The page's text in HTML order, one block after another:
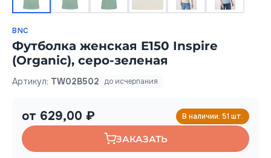
BNC
Футболка женская E150 Inspire
(Organic), серо-зеленая
Артикул: TW02B502 до исчерпания
от 629,00 ₽ В наличии: 51 шт.
ЗАКАЗАТЬ